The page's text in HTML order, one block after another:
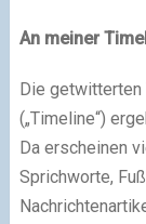
An meiner
Die getwitterten
(„Timeline“)
Da erscheinen
Sprichworte,